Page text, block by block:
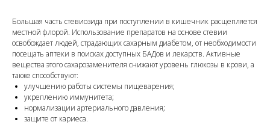
Большая часть стевиозида при поступлении в кишечник расщепляется
местной флорой. Использование препаратов на основе стевии
освобождает людей, страдающих сахарным диабетом, от необходимости
посещать аптеки в поисках доступных БАДов и лекарств. Активные
вещества этого сахарозаменителя снижают уровень глюкозы в крови, а
также способствуют:
улучшению работы системы пищеварения;
укреплению иммунитета;
нормализации артериального давления;
защите от кариеса.